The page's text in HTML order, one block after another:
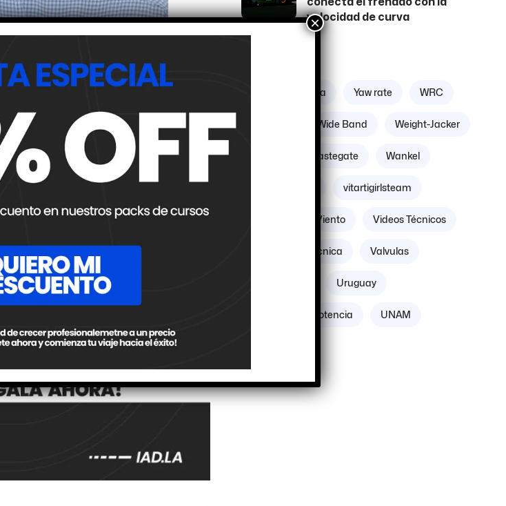
conecta el frenado con la
velocidad de curva
Zona geográfica Yaw rate WRC
Wide Band Weight-Jacker
Wastegate Wankel
vitartigirlsteam
Viento Videos Técnicos
Verificación Técnica Valvulas
Uruguay
Unidades de Potencia UNAM
×